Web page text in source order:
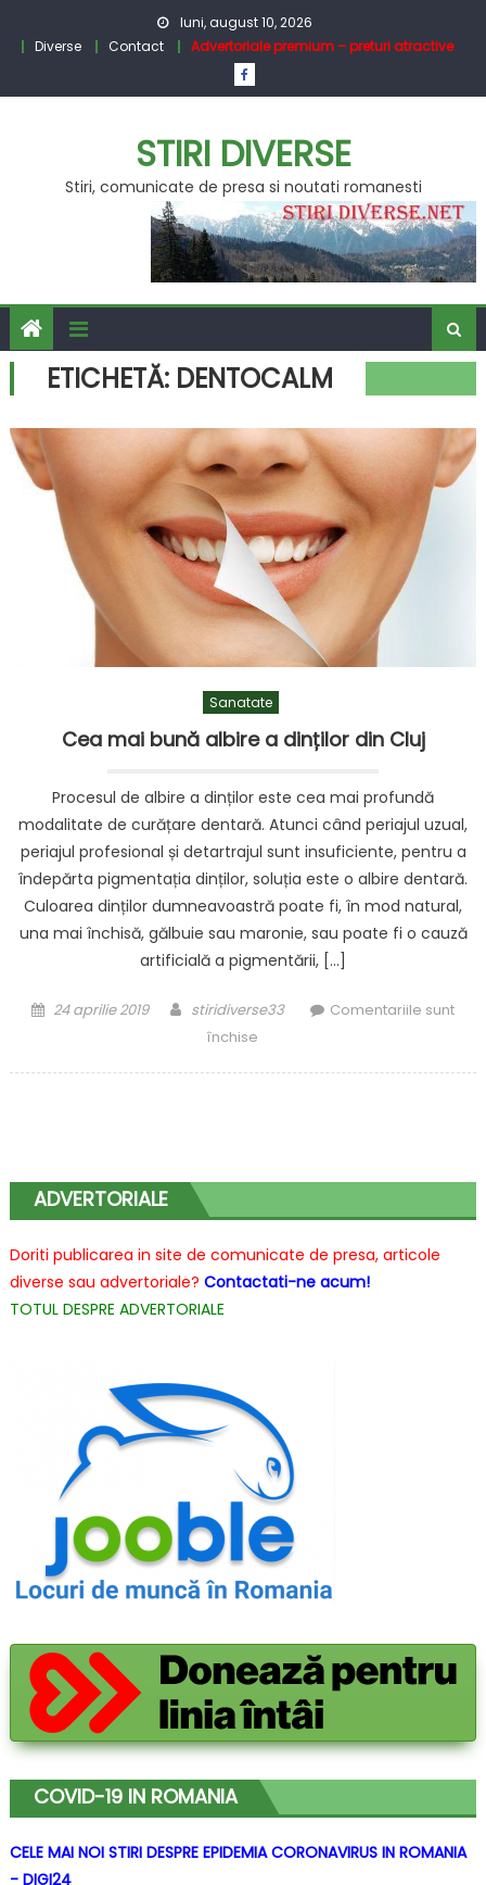
luni, august 10, 2026
Diverse
Contact Advertoriale premium – preturi atractive
STIRI DIVERSE
Stiri, comunicate de presa si noutati romanesti
ETICHETĂ: DENTOCALM
Sanatate
Cea mai bună albire a dinților din Cluj
Procesul de albire a dinților este cea mai profundă
modalitate de curățare dentară. Atunci când periajul uzual,
periajul profesional și detartrajul sunt insuficiente, pentru a
îndepărta pigmentația dinților, soluția este o albire dentară.
Culoarea dinților dumneavoastră poate fi, în mod natural,
una mai închisă, gălbuie sau maronie, sau poate fi o cauză
artificială a pigmentării, […]
Posted
24 aprilie 2019 Author
stiridiverse33
Comentariile sunt
închisepentru
dinților
ADVERTORIALE
Doriti publicarea in site de comunicate de presa, articole
diverse sau advertoriale? Contactati-ne acum!
TOTUL DESPRE ADVERTORIALE
COVID-19 IN ROMANIA
CELE MAI NOI STIRI DESPRE EPIDEMIA CORONAVIRUS IN ROMANIA
- DIGI24